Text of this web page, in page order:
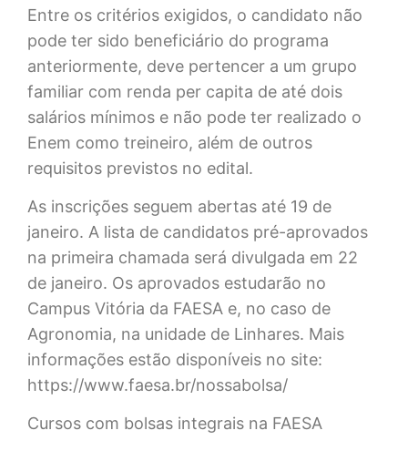
Entre os critérios exigidos, o candidato não
pode ter sido beneficiário do programa
anteriormente, deve pertencer a um grupo
familiar com renda per capita de até dois
salários mínimos e não pode ter realizado o
Enem como treineiro, além de outros
requisitos previstos no edital.
As inscrições seguem abertas até 19 de
janeiro. A lista de candidatos pré-aprovados
na primeira chamada será divulgada em 22
de janeiro. Os aprovados estudarão no
Campus Vitória da FAESA e, no caso de
Agronomia, na unidade de Linhares. Mais
informações estão disponíveis no site:
https://www.faesa.br/nossabolsa/
Cursos com bolsas integrais na FAESA